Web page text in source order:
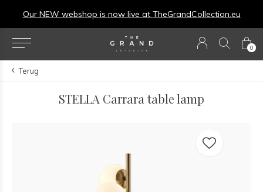
0
Our NEW webshop is now live at TheGrandCollection.eu
Terug
STELLA Carrara table lamp